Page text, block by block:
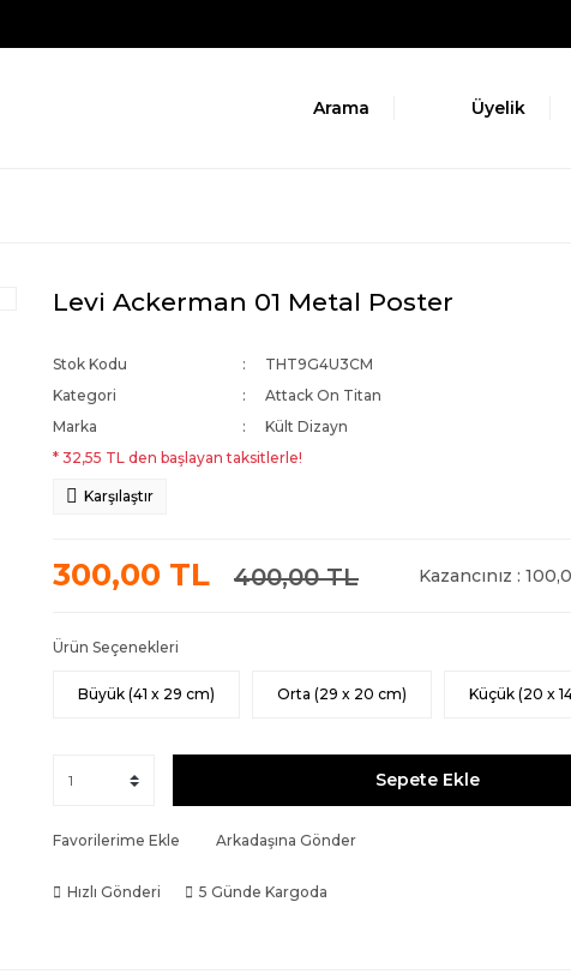
Arama Üyelik
Levi Ackerman 01 Metal Poster
Stok Kodu
THT9G4U3CM
Kategori
Attack On Titan
Marka
Kült Dizayn
* 32,55 TL den başlayan taksitlerle!
Karşılaştır
300,00 TL 400,00 TL Kazancınız :
Ürün Seçenekleri
Büyük (41 x 29 cm) Orta (29 x 20 cm) Küçük (20 x
Sepete Ekle
Favorilerime Ekle Arkadaşına Gönder
Hızlı Gönderi 5 Günde Kargoda